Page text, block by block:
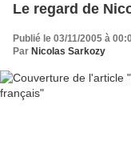
Le regard de
Publié le 03/11/2005 à
Par Nicolas Sarkozy